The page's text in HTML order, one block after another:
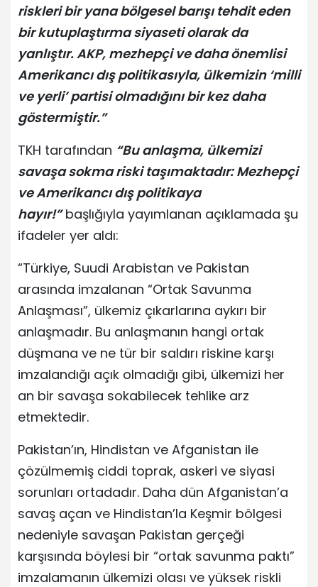
riskleri bir yana bölgesel barışı tehdit eden
bir kutuplaştırma siyaseti olarak da
yanlıştır. AKP, mezhepçi ve daha önemlisi
Amerikancı dış politikasıyla, ülkemizin ‘milli
ve yerli’ partisi olmadığını bir kez daha
göstermiştir.”
TKH tarafından “Bu anlaşma, ülkemizi
savaşa sokma riski taşımaktadır: Mezhepçi
ve Amerikancı dış politikaya
hayır!”başlığıyla yayımlanan açıklamada şu
ifadeler yer aldı:
“Türkiye, Suudi Arabistan ve Pakistan
arasında imzalanan “Ortak Savunma
Anlaşması”, ülkemiz çıkarlarına aykırı bir
anlaşmadır. Bu anlaşmanın hangi ortak
düşmana ve ne tür bir saldırı riskine karşı
imzalandığı açık olmadığı gibi, ülkemizi her
an bir savaşa sokabilecek tehlike arz
etmektedir.
Pakistan’ın, Hindistan ve Afganistan ile
çözülmemiş ciddi toprak, askeri ve siyasi
sorunları ortadadır. Daha dün Afganistan’a
savaş açan ve Hindistan’la Keşmir bölgesi
nedeniyle savaşan Pakistan gerçeği
karşısında böylesi bir “ortak savunma paktı”
imzalamanın ülkemizi olası ve yüksek riskli